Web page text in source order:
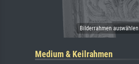
Medium & Keilrahmen